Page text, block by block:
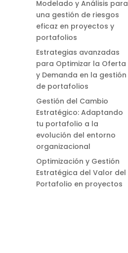
Modelado y Análisis para
una gestión de riesgos
eficaz en proyectos y
portafolios
Estrategias avanzadas
para Optimizar la Oferta
y Demanda en la gestión
de portafolios
Gestión del Cambio
Estratégico: Adaptando
tu portafolio a la
evolución del entorno
organizacional
Optimización y Gestión
Estratégica del Valor del
Portafolio en proyectos